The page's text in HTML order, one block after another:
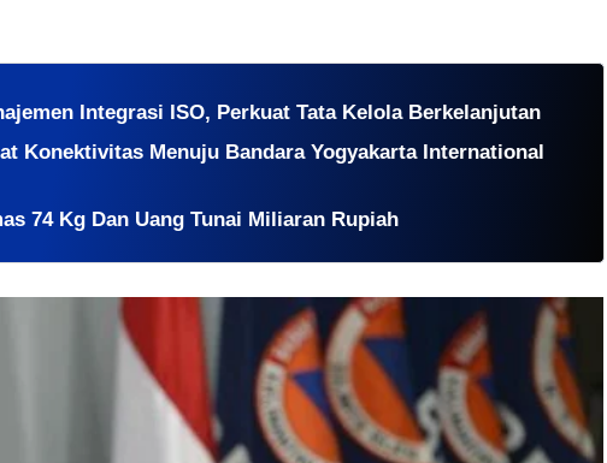
Integrasi ISO, Perkuat Tata Kelola Berkelanjutan
Konektivitas Menuju Bandara Yogyakarta International
74 Kg Dan Uang Tunai Miliaran Rupiah